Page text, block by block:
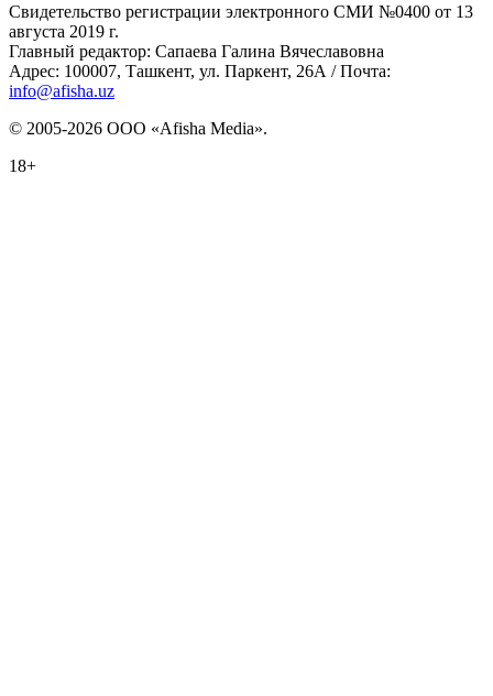
Свидетельство регистрации электронного СМИ №0400 от 13
августа 2019 г.
Главный редактор: Сапаева Галина Вячеславовна
Адрес: 100007, Ташкент, ул. Паркент, 26А / Почта:
info@afisha.uz
© 2005-2026 ООО «Afisha Media».
18+